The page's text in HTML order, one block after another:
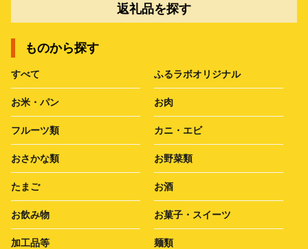
返礼品を探す
ものから探す
すべて ふるラボオリジナル
お米・パン お肉
フルーツ類 カニ・エビ
おさかな類 お野菜類
たまご お酒
お飲み物 お菓子・スイーツ
加工品等 麺類